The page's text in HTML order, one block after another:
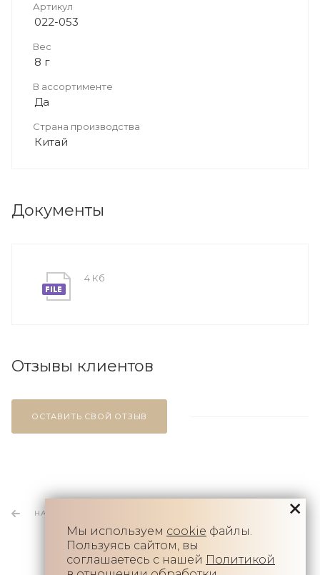
Артикул
022-053
Вес
8 г
В ассортименте
Да
Страна производства
Китай
Документы
4 Кб
Отзывы клиентов
ОСТАВИТЬ СВОЙ ОТЗЫВ
НАЗАД К СПИСКУ
Мы используем cookie файлы.
Пользуясь сайтом, вы
соглашаетесь с нашей Политикой